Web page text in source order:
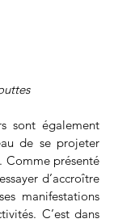
sont également
de se projeter
Comme présenté
d’accroître
manifestations
C’est dans